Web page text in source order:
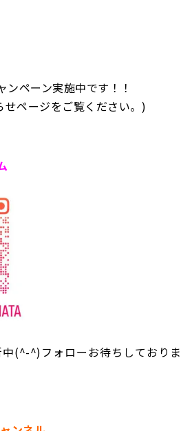
ンペーン実施中です！！
ページをご覧ください。)
(^-^)フォローお待ちしておりま